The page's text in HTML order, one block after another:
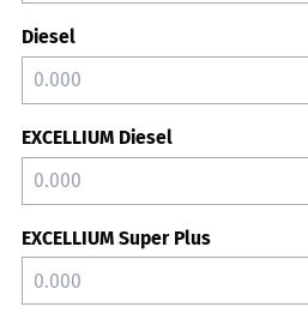
Diesel
EXCELLIUM Diesel
EXCELLIUM Super Plus